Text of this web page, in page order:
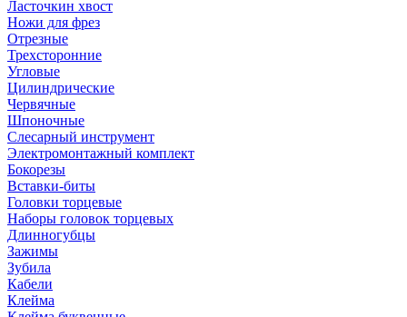
Ласточкин хвост
Ножи для фрез
Отрезные
Трехсторонние
Угловые
Цилиндрические
Червячные
Шпоночные
Слесарный инструмент
Электромонтажный комплект
Бокорезы
Вставки-биты
Головки торцевые
Наборы головок торцевых
Длинногубцы
Зажимы
Зубила
Кабели
Клейма